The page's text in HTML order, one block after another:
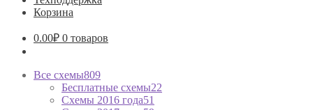
Корзина
0.00₽ 0 товаров
Все схемы809
Бесплатные схемы22
Схемы 2016 года51